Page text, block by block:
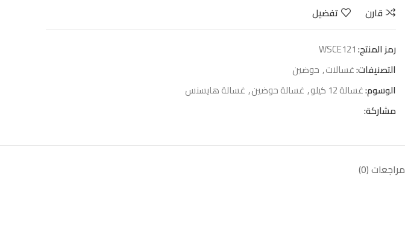
قارن تفضيل
رمز المنتج:WSCE121
التصنيفات:غسالات, حوضين
الوسوم:غسالة 12 كيلو , غسالة حوضين, غسالة هايسنس
مشاركة:
مراجعات (0)